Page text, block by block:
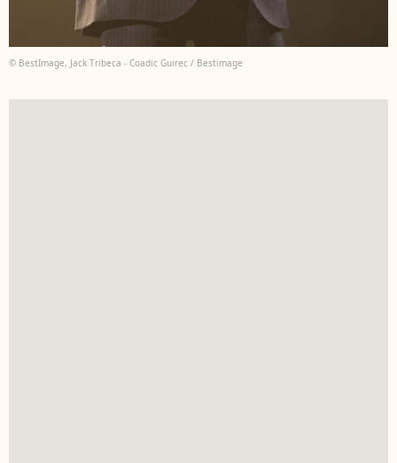
© BestImage, Jack Tribeca - Coadic Guirec / Bestimage